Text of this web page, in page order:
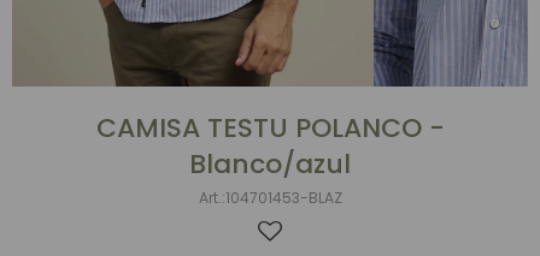
CAMISA TESTU POLANCO -
Blanco/azul
104701453-BLAZ